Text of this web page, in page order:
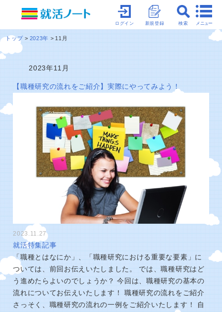
メニュー
検索
新規登録
ログイン
トップ 2023年 11月
2023年11月
【職種研究の流れをご紹介】実際にやってみよう！
2023.11.27
就活特集記事
「職種とはなにか」、「職種研究における重要な要素」に
ついては、前回お伝えいたしました。 では、職種研究はど
う進めたらよいのでしょうか？ 今回は、職種研究の基本の
流れについてお伝えいたします！ 職種研究の流れをご紹介
さっそく、職種研究の流れの一例をご紹介いたします！ 自